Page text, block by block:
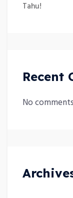
Tahu!
Recent
No